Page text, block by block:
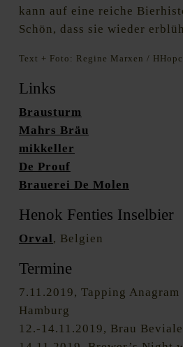
kann auf eine reiche
Schön, dass sie wieder
Text + Foto: Regine Marxen /
Links
Brausturm
Mahrs Bräu
mikkeller
De Prouf
Brauerei De Molen
Henok Fenties Inselbier
Orval, Belgien
Termine
7.11.2019, Tapping Anagram
Hamburg
12.-14.11.2019, Brau